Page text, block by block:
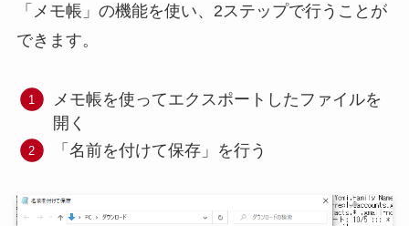
「メモ帳」の機能を使い、2ステップで行うことが
できます。
メモ帳を使ってエクスポートしたファイルを
開く
「名前を付けて保存」を行う